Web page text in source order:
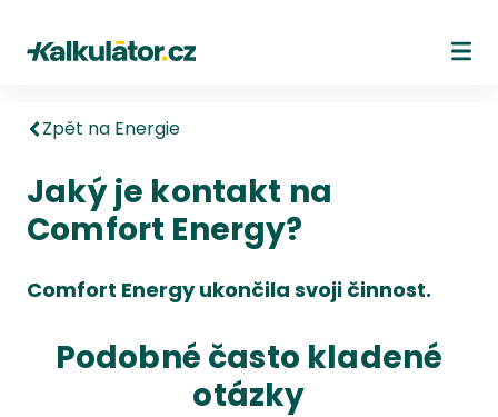
Kalkulátor.cz
Zpět na Energie
Jaký je kontakt na
Comfort Energy?
Comfort Energy ukončila svoji činnost.
Podobné často kladené
otázky